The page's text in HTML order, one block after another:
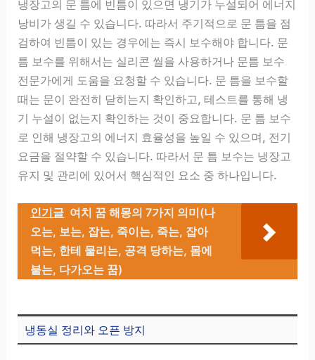
냉장고의 문 틈에 빈틈이 있으면 냉기가 누설되어 에너지
낭비가 생길 수 있습니다. 따라서 주기적으로 문 틈을 점
검하여 빈틈이 있는 경우에는 즉시 보수해야 합니다. 문
틈 보수를 위해서는 실리콘 씰을 사용하거나 문틈 보수
전문가에게 도움을 요청할 수 있습니다. 문 틈을 보수할
때는 문이 완전히 닫히는지 확인하고, 테스트를 통해 냉
기 누설이 없는지 확인하는 것이 중요합니다. 문 틈 보수
로 인해 냉장고의 에너지 효율성을 높일 수 있으며, 전기
요금을 절약할 수 있습니다. 따라서 문 틈 보수는 냉장고
유지 및 관리에 있어서 핵심적인 요소 중 하나입니다.
인기글 여치 꿈 해몽의 7가지 의미(나
오는, 보는, 잡는, 죽이는, 죽는, 잡아
먹는, 한테 물리는, 공격 당하는, 몸에
붙는, 다가오는 꿈)
냉동실 정리와 오픈 방지